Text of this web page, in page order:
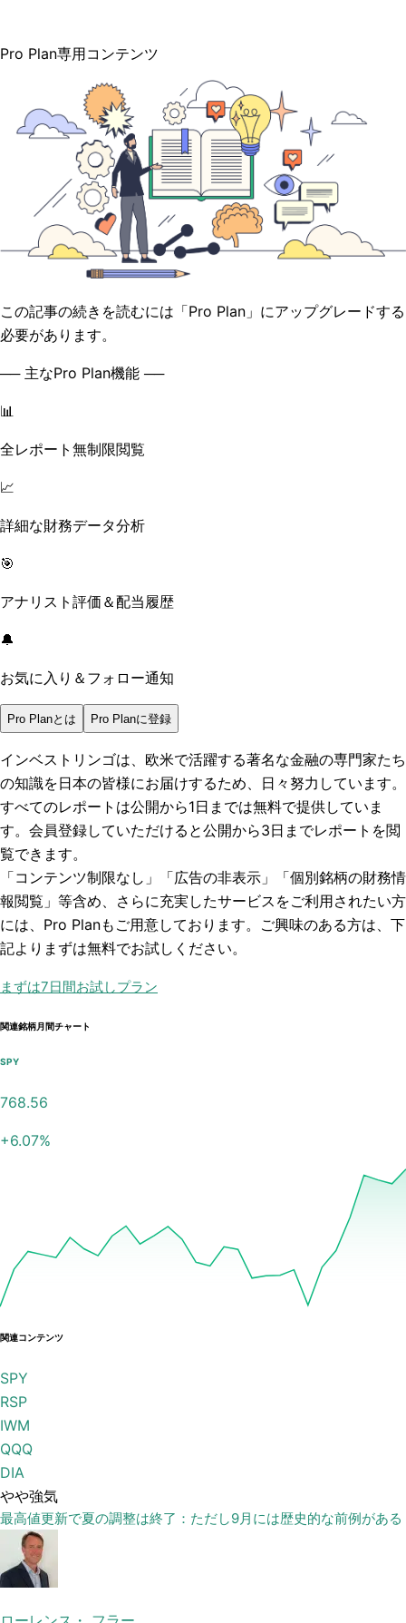
Pro Plan専用コンテンツ
この記事の続きを読むには「Pro Plan」にアップグレードする
必要があります。
── 主なPro Plan機能 ──
📊
全レポート無制限閲覧
📈
詳細な財務データ分析
🎯
アナリスト評価＆配当履歴
🔔
お気に入り＆フォロー通知
Pro Planとは Pro Planに登録
インベストリンゴは、欧米で活躍する著名な金融の専門家たち
の知識を日本の皆様にお届けするため、日々努力しています。
すべてのレポートは公開から1日までは無料で提供していま
す。会員登録していただけると公開から3日までレポートを閲
覧できます。
「コンテンツ制限なし」「広告の非表示」「個別銘柄の財務情
報閲覧」 等含め、さらに充実したサービスをご利用されたい方
には、Pro Planもご用意しております。ご興味のある方は、下
記よりまずは無料でお試しください。
まずは7日間お試しプラン
関連銘柄月間チャート
SPY
768.56
+6.07%
関連コンテンツ
SPY
RSP
IWM
QQQ
DIA
やや強気
最高値更新で夏の調整は終了：ただし9月には歴史的な前例がある